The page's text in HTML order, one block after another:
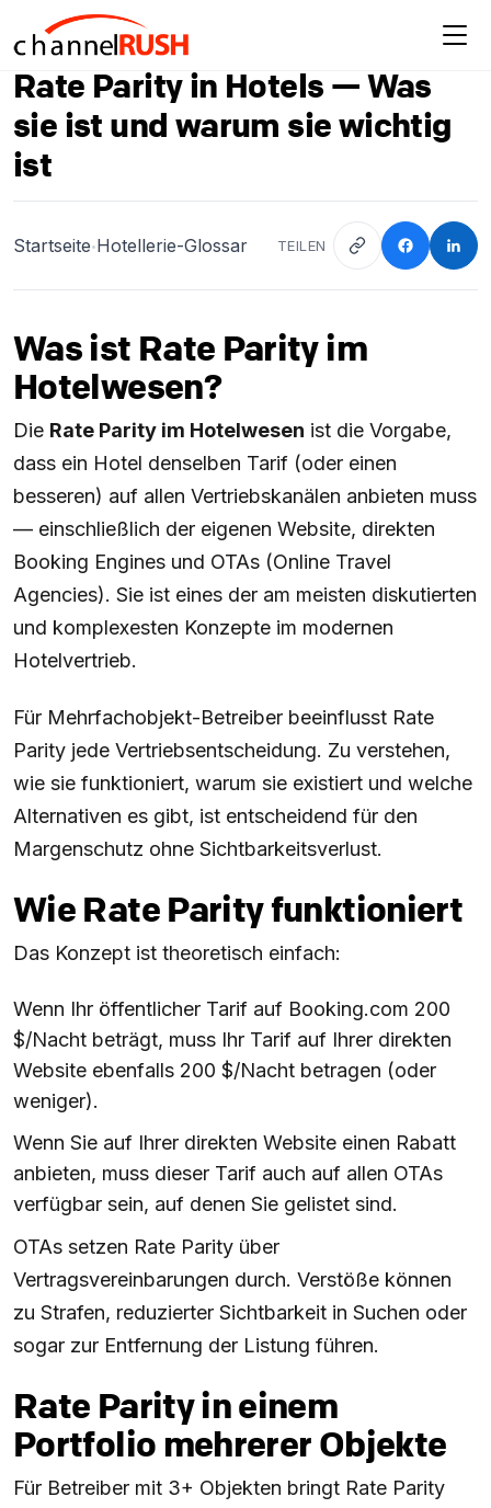
Rate Parity in Hotels — Was
sie ist und warum sie wichtig
ist
Startseite•Hotellerie-Glossar TEILEN
Was ist Rate Parity im
Hotelwesen?
Die Rate Parity im Hotelwesen ist die Vorgabe,
dass ein Hotel denselben Tarif (oder einen
besseren) auf allen Vertriebskanälen anbieten muss
— einschließlich der eigenen Website, direkten
Booking Engines und OTAs (Online Travel
Agencies). Sie ist eines der am meisten diskutierten
und komplexesten Konzepte im modernen
Hotelvertrieb.
Für Mehrfachobjekt-Betreiber beeinflusst Rate
Parity jede Vertriebsentscheidung. Zu verstehen,
wie sie funktioniert, warum sie existiert und welche
Alternativen es gibt, ist entscheidend für den
Margenschutz ohne Sichtbarkeitsverlust.
Wie Rate Parity funktioniert
Das Konzept ist theoretisch einfach:
Wenn Ihr öffentlicher Tarif auf Booking.com 200
$/Nacht beträgt, muss Ihr Tarif auf Ihrer direkten
Website ebenfalls 200 $/Nacht betragen (oder
weniger).
Wenn Sie auf Ihrer direkten Website einen Rabatt
anbieten, muss dieser Tarif auch auf allen OTAs
verfügbar sein, auf denen Sie gelistet sind.
OTAs setzen Rate Parity über
Vertragsvereinbarungen durch. Verstöße können
zu Strafen, reduzierter Sichtbarkeit in Suchen oder
sogar zur Entfernung der Listung führen.
Rate Parity in einem
Portfolio mehrerer Objekte
Für Betreiber mit 3+ Objekten bringt Rate Parity